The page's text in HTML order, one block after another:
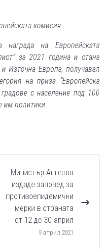
комисия
награда на Европейската
за 2021 година и стана
Източна Европа, получавал
на приза "Европейска
с население под 100
им политики.
Министър Ангелов
издаде заповед за
противоепидемични
мерки в страната
от 12 до 30 април
9 април 2021